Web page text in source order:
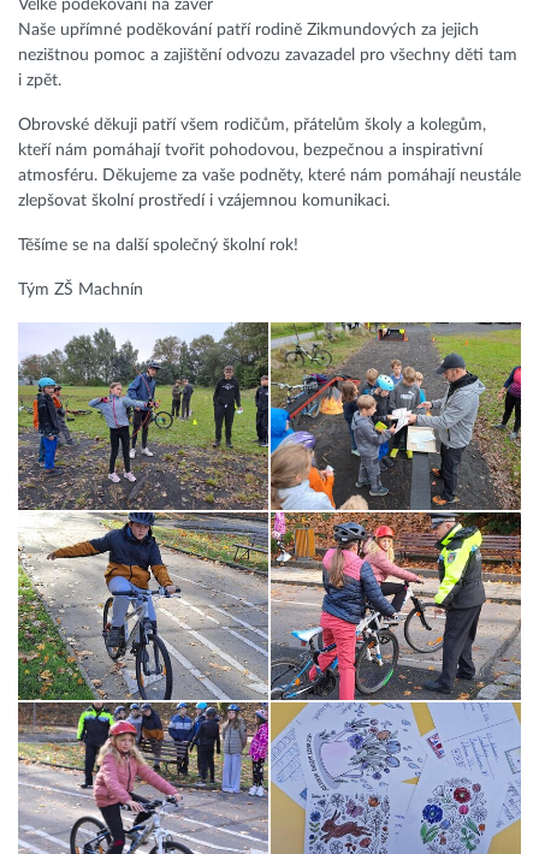
Velké poděkování na závěr
Naše upřímné poděkování patří rodině Zikmundových za jejich
nezištnou pomoc a zajištění odvozu zavazadel pro všechny děti tam
i zpět.
Obrovské děkuji patří všem rodičům, přátelům školy a kolegům,
kteří nám pomáhají tvořit pohodovou, bezpečnou a inspirativní
atmosféru. Děkujeme za vaše podněty, které nám pomáhají neustále
zlepšovat školní prostředí i vzájemnou komunikaci.
Těšíme se na další společný školní rok!
Tým ZŠ Machnín